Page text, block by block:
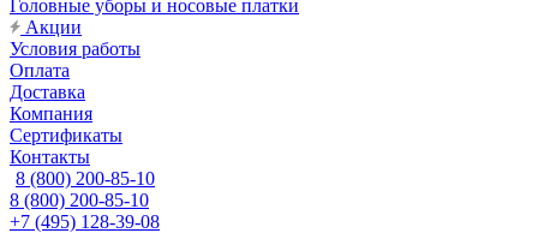
Головные уборы и носовые платки
Акции
Условия работы
Оплата
Доставка
Компания
Сертификаты
Контакты
8 (800) 200-85-10
8 (800) 200-85-10
+7 (495) 128-39-08